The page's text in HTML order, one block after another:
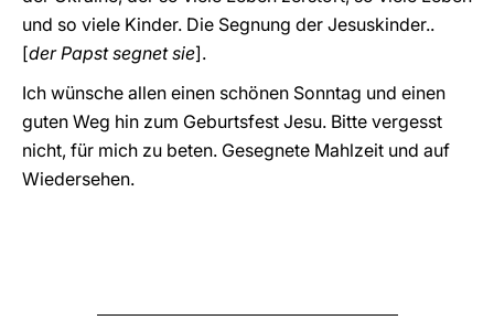
und so viele Kinder. Die Segnung der Jesuskinder..
[der Papst segnet sie].
Ich wünsche allen einen schönen Sonntag und einen
guten Weg hin zum Geburtsfest Jesu. Bitte vergesst
nicht, für mich zu beten. Gesegnete Mahlzeit und auf
Wiedersehen.